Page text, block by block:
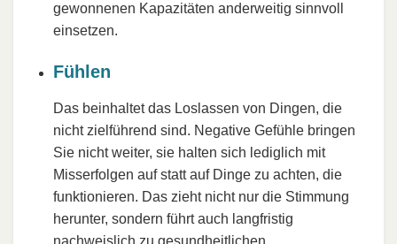
gewonnenen Kapazitäten anderweitig sinnvoll
einsetzen.
Fühlen
Das beinhaltet das Loslassen von Dingen, die
nicht zielführend sind. Negative Gefühle bringen
Sie nicht weiter, sie halten sich lediglich mit
Misserfolgen auf statt auf Dinge zu achten, die
funktionieren. Das zieht nicht nur die Stimmung
herunter, sondern führt auch langfristig